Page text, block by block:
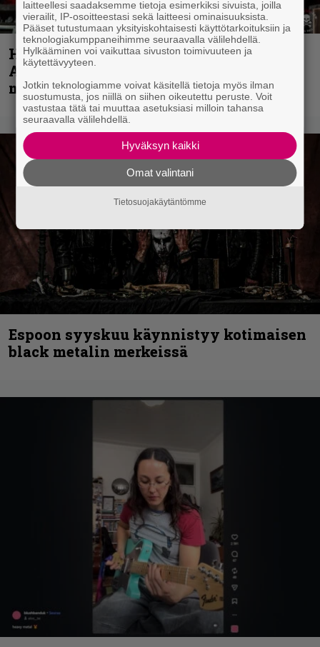
Hellsinki Metal Festival kuvina, osa 1 –
Accept, Carcass, Black Label Society ja
muita avauspäivän esiintyjiä
Espoon syyskuu käynnistyy kotimaisen
black metalin merkeissä
laitteellesi saadaksemme tietoja esimerkiksi sivuista, joilla
vierailit, IP-osoitteestasi sekä laitteesi ominaisuuksista.
Pääset tutustumaan yksityiskohtaisesti käyttötarkoituksiin ja
teknologiakumppaneihimme seuraavalla välilehdellä.
Hylkääminen voi vaikuttaa sivuston toimivuuteen ja
käytettävyyteen.
Jotkin teknologiamme voivat käsitellä tietoja myös ilman
suostumusta, jos niillä on siihen oikeutettu peruste. Voit
vastustaa tätä tai muuttaa asetuksiasi milloin tahansa
seuraavalla välilehdellä.
Hyväksyn kaikki
Omat valintani
Tietosuojakäytäntömme